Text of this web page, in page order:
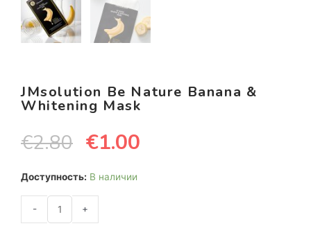
JMsolution Be Nature Banana &
Whitening Mask
€2.80 €1.00
Доступность: В наличии
- +